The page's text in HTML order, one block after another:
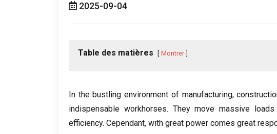
2025-09-04
Table des matières Montrer
In the bustling environment of manufacturing,
indispensable workhorses. They move massive
efficiency. Cependant, with great power comes great